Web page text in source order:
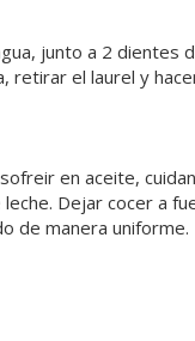
junto a 2 dientes
retirar el laurel y
en aceite,
Dejar cocer a
de manera uniforme.